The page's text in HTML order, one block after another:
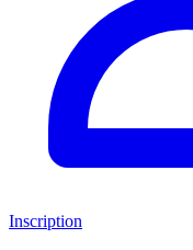
Inscription